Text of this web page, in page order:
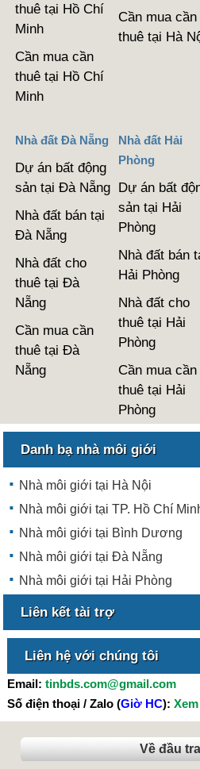
thuê tại Hồ Chí
Minh
Cần mua cần
thuê tại Hồ Chí
Minh
Cần mua cần
thuê tại Hà
Nhà đất Đà Nẵng
Dự án bất động
sản tại Đà Nẵng
Nhà đất bán tại
Đà Nẵng
Nhà đất cho
thuê tại Đà
Nẵng
Cần mua cần
thuê tại Đà
Nẵng
Nhà đất Hải
Phòng
Dự án bất
sản tại Hải
Phòng
Nhà đất bán
Hải Phòng
Nhà đất cho
thuê tại Hải
Phòng
Cần mua cần
thuê tại Hải
Phòng
Danh bạ nhà môi giới
Nhà môi giới tại Hà Nội
Nhà môi giới tại TP. Hồ Chí
Nhà môi giới tại Bình Dương
Nhà môi giới tại Đà Nẵng
Nhà môi giới tại Hải Phòng
Liên kết tài trợ
Liên hệ với chúng tôi
Email: tinbds.com@gmail.com
Số điện thoại / Zalo (Giờ HC):
Về đầu